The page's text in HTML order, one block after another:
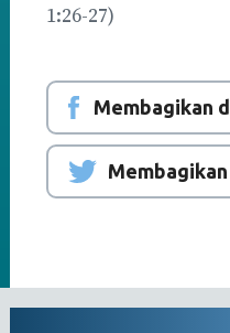
1:26-27)
Membagikan